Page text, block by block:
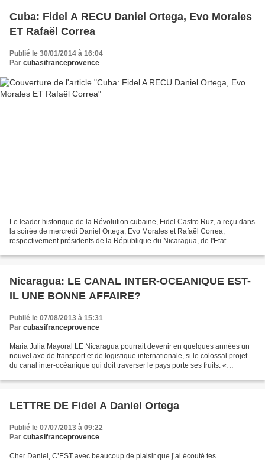
Cuba: Fidel A RECU Daniel Ortega, Evo Morales
ET Rafaël Correa
Publié le 30/01/2014 à 16:04
Par cubasifranceprovence
Le leader historique de la Révolution cubaine, Fidel Castro Ruz, a reçu dans
la soirée de mercredi Daniel Ortega, Evo Morales et Rafaël Correa,
respectivement présidents de la République du Nicaragua, de l'Etat
Nicaragua: LE CANAL INTER-OCEANIQUE EST-
IL UNE BONNE AFFAIRE?
Publié le 07/08/2013 à 15:31
Par cubasifranceprovence
Maria Julia Mayoral LE Nicaragua pourrait devenir en quelques années un
nouvel axe de transport et de logistique internationale, si le colossal projet
du canal inter-océanique qui doit traverser le pays porte ses fruits. «
LETTRE DE Fidel A Daniel Ortega
Publié le 07/07/2013 à 09:22
Par cubasifranceprovence
Cher Daniel, C’EST avec beaucoup de plaisir que j’ai écouté tes